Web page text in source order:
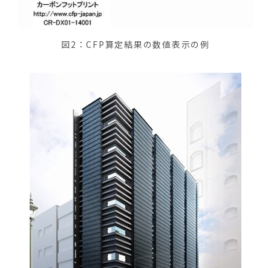
図2：CFP算定結果の数値表示の例